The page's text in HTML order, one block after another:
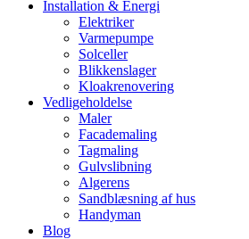
Installation & Energi
Elektriker
Varmepumpe
Solceller
Blikkenslager
Kloakrenovering
Vedligeholdelse
Maler
Facademaling
Tagmaling
Gulvslibning
Algerens
Sandblæsning af hus
Handyman
Blog